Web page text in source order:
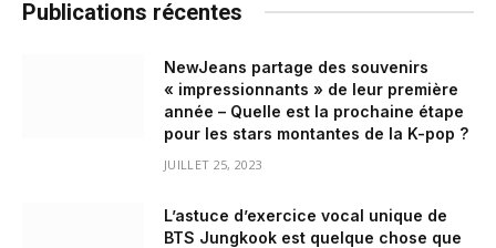
Publications récentes
NewJeans partage des souvenirs
« impressionnants » de leur première
année – Quelle est la prochaine étape
pour les stars montantes de la K-pop ?
JUILLET 25, 2023
L’astuce d’exercice vocal unique de
BTS Jungkook est quelque chose que